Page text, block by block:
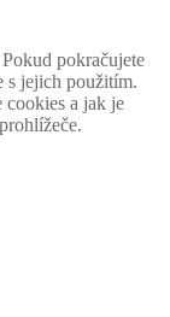
pokračujete
s jejich použitím.
cookies a jak je